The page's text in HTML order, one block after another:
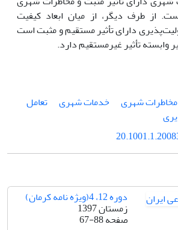
از طرف دیگر، از میان ابعاد کیفیت
دارای تأثیر مستقیم و مثبت است
وابسته تأثیر غیرمستقیم دارد.
مخاطرات شهری خدمات شهری
تعامل
دوره 12، 4(ویژه نامه کرمان)
زمستان 1397
صفحه67-88